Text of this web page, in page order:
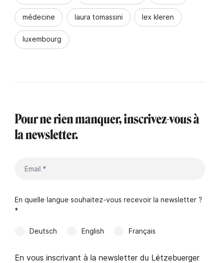
médecine laura tomassini lex kleren
luxembourg
Pour ne rien manquer, inscrivez-vous à
la newsletter.
En quelle langue souhaitez-vous recevoir la newsletter ?
*
Deutsch English Français
En vous inscrivant à la newsletter du Lëtzebuerger